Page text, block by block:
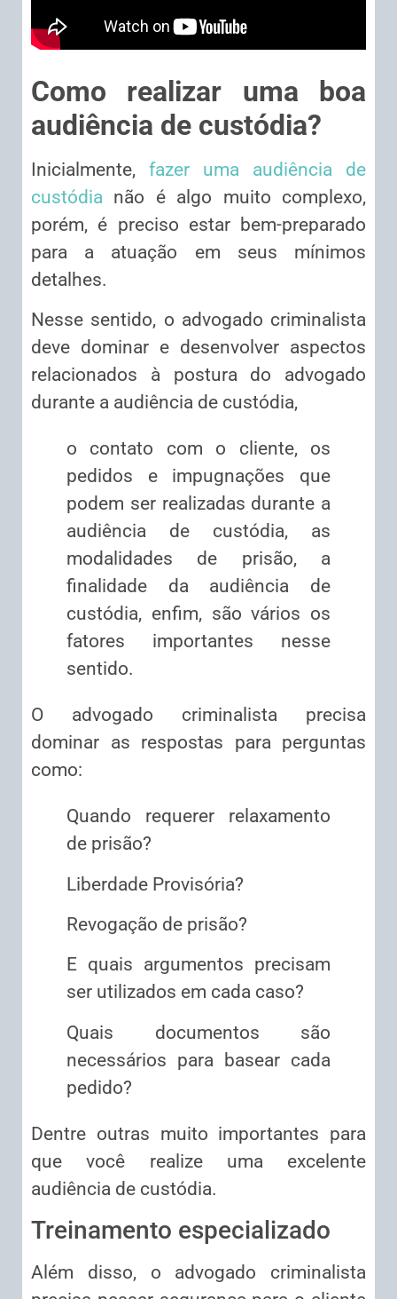
Como realizar uma boa
audiência de custódia?
Inicialmente, fazer uma audiência de
custódia não é algo muito complexo,
porém, é preciso estar bem-preparado
para a atuação em seus mínimos
detalhes.
Nesse sentido, o advogado criminalista
deve dominar e desenvolver aspectos
relacionados à postura do advogado
durante a audiência de custódia,
o contato com o cliente, os
pedidos e impugnações que
podem ser realizadas durante a
audiência de custódia, as
modalidades de prisão, a
finalidade da audiência de
custódia, enfim, são vários os
fatores importantes nesse
sentido.
O advogado criminalista precisa
dominar as respostas para perguntas
como:
Quando requerer relaxamento
de prisão?
Liberdade Provisória?
Revogação de prisão?
E quais argumentos precisam
ser utilizados em cada caso?
Quais documentos são
necessários para basear cada
pedido?
Dentre outras muito importantes para
que você realize uma excelente
audiência de custódia.
Treinamento especializado
Além disso, o advogado criminalista